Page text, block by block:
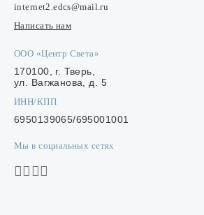
internet2.edcs@mail.ru
Написать нам
ООО «Центр Света»
170100, г. Тверь,
ул. Вагжанова, д. 5
ИНН/КПП
6950139065/695001001
Мы в социальных сетях